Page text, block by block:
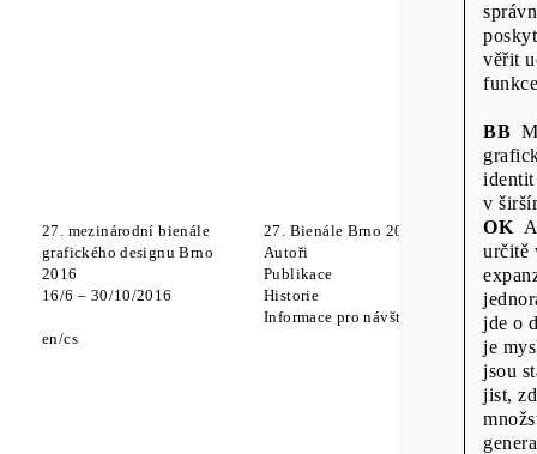
věřit
BB
v
OK
určitě
jde o
je
jsou
jist,
27. mezinárodní bienále
grafického designu Brno
2016
16/6 – 30/10/2016
en cs
27. Bienále Brno 2016
Autoři
Publikace
Historie
Informace pro návštěvníky
Které
Off